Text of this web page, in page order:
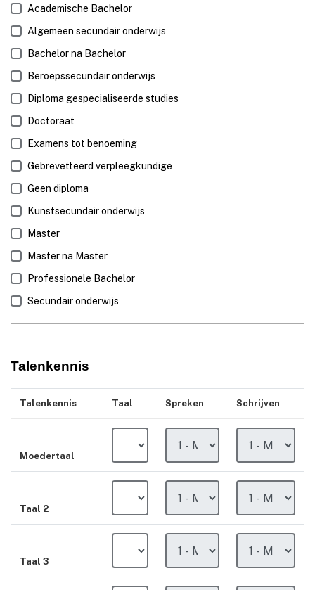
Academische Bachelor
Algemeen secundair onderwijs
Bachelor na Bachelor
Beroepssecundair onderwijs
Diploma gespecialiseerde studies
Doctoraat
Examens tot benoeming
Gebrevetteerd verpleegkundige
Geen diploma
Kunstsecundair onderwijs
Master
Master na Master
Professionele Bachelor
Secundair onderwijs
Talenkennis
Talenkennis Taal Spreken Schrijven
Moedertaal
Taal 2
Taal 3